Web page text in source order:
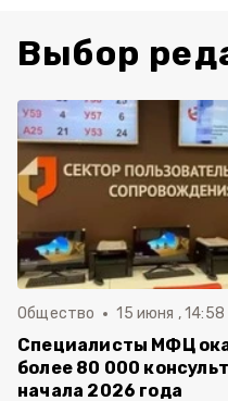
Выбор
Общество 15 июня , 14:58
Специалисты МФЦ
более 80 000
начала 2026 года